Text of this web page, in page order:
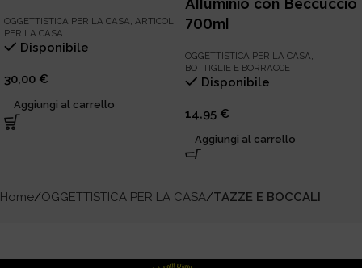
OGGETTISTICA PER LA CASA, ARTICOLI
PER LA CASA
Disponibile
30,00 €
Aggiungi al carrello
Alluminio con Beccuccio
700ml
OGGETTISTICA PER LA CASA,
BOTTIGLIE E BORRACCE
Disponibile
14,95 €
Aggiungi al carrello
Home OGGETTISTICA PER LA CASA TAZZE E BOCCALI